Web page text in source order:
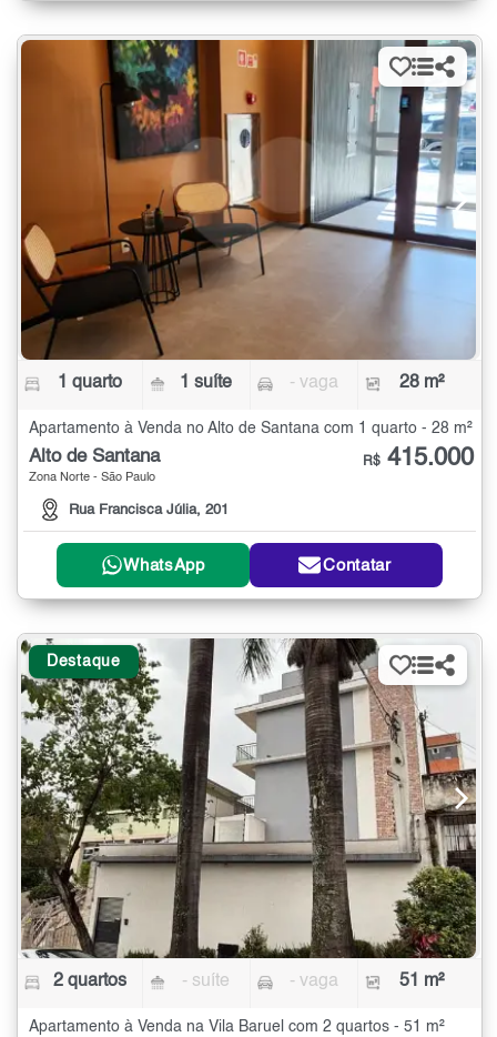
1 quarto 1 suíte - vaga 28 m²
Apartamento à Venda no Alto de Santana com 1 quarto - 28 m²
Alto de Santana
Zona Norte - São Paulo
Rua Francisca Júlia, 201
R$ 415.000
WhatsApp Contatar
Destaque
2 quartos - suíte - vaga 51 m²
Apartamento à Venda na Vila Baruel com 2 quartos - 51 m²